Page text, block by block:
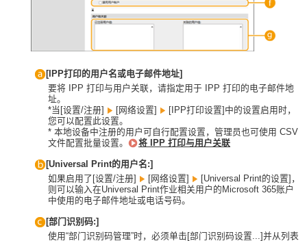
[IPP打印的用户名或电子邮件地址]
要将 IPP 打印与用户关联，请指定用于 IPP 打印的电子邮件地
址。
*当[设置/注册]
[网络设置]
[IPP打印设置]中的设置启用时，
您可以配置此设置。
* 本地设备中注册的用户可自行配置设置，管理员也可使用 CSV
文件配置批量设置。
将 IPP 打印与用户关联
[Universal Print的用户名:]
如果启用了[设置/注册]
[网络设置]
[Universal Print的设置]，
则可以输入在Universal Print作业相关用户的Microsoft 365账户
中使用的电子邮件地址或电话号码。
[部门识别码:]
使用“部门识别码管理”时，必须单击[部门识别码设置...]并从列表